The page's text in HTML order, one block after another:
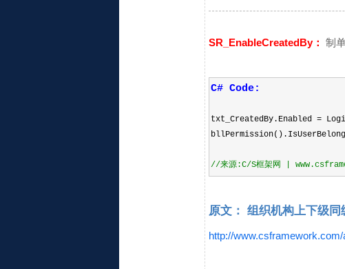
SR_EnableCreatedBy： 制
C# Code:
txt_CreatedBy.Enabled =
//来源:C/S框架网 |
原文： 组织机构上下级
http://